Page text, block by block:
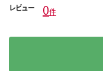
レビュー 0件